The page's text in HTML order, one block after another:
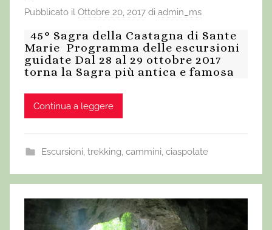
Pubblicato il Ottobre 20, 2017 di admin_ms
45° Sagra della Castagna di Sante
Marie Programma delle escursioni
guidate Dal 28 al 29 ottobre 2017
torna la Sagra più antica e famosa
Continua a leggere
Escursioni, trekking, cammini, ciaspolate